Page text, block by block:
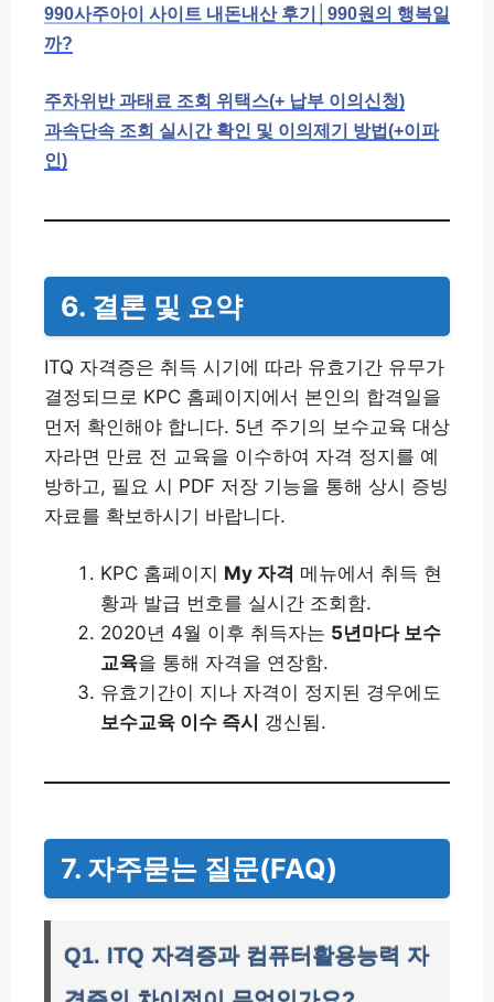
990사주아이 사이트 내돈내산 후기│990원의 행복일
까?
주차위반 과태료 조회 위택스(+ 납부 이의신청)
과속단속 조회 실시간 확인 및 이의제기 방법(+이파
인)
6. 결론 및 요약
ITQ 자격증은 취득 시기에 따라 유효기간 유무가
결정되므로 KPC 홈페이지에서 본인의 합격일을
먼저 확인해야 합니다. 5년 주기의 보수교육 대상
자라면 만료 전 교육을 이수하여 자격 정지를 예
방하고, 필요 시 PDF 저장 기능을 통해 상시 증빙
자료를 확보하시기 바랍니다.
KPC 홈페이지 My 자격 메뉴에서 취득 현
황과 발급 번호를 실시간 조회함.
2020년 4월 이후 취득자는 5년마다 보수
교육을 통해 자격을 연장함.
유효기간이 지나 자격이 정지된 경우에도
보수교육 이수 즉시 갱신됨.
7. 자주묻는 질문(FAQ)
Q1. ITQ 자격증과 컴퓨터활용능력 자